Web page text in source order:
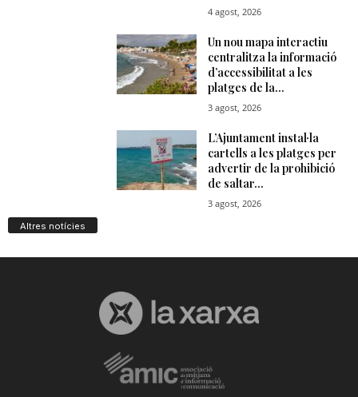
Altres notícies